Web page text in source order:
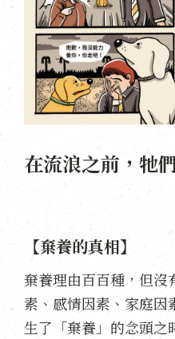
在流浪之前，牠
【棄養的真相】
棄養理由百百種，但沒
素、感情因素、家庭
生了「棄養」的念頭之